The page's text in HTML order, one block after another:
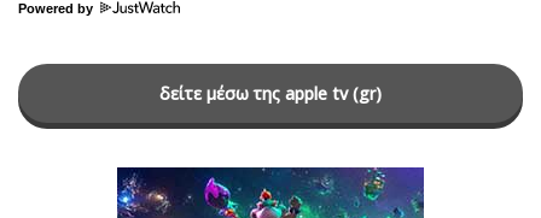
Powered by
δείτε μέσω της apple tv (gr)